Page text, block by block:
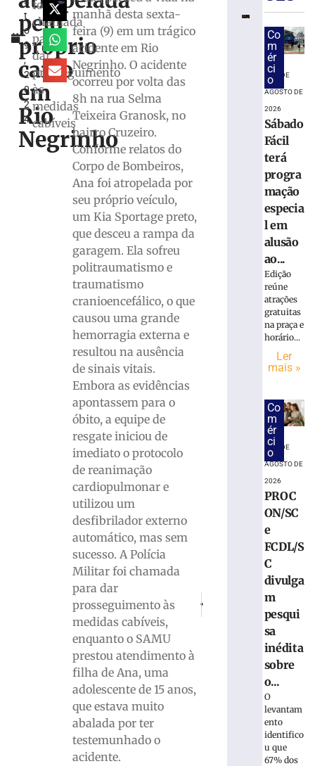
t
o
9
,
2
0
2
4
pelo
próprio
carro
em
Rio
Negrinho
foi
chamada
para
dar
prosseguimento
às
medidas
cabíveis
manhã desta sexta-
feira (9) em um trágico
acidente em Rio
Negrinho. O acidente
ocorreu por volta das
8h na rua Selma
Teixeira Granosk, no
bairro Cruzeiro.
Conforme relatos do
Corpo de Bombeiros,
Ana foi atropelada por
seu próprio veículo,
um Kia Sportage preto,
que desceu a rampa da
garagem. Ela sofreu
politraumatismo e
traumatismo
cranioencefálico, o que
causou uma grande
hemorragia externa e
resultou na ausência
de sinais vitais.
Embora as evidências
apontassem para o
óbito, a equipe de
resgate iniciou de
imediato o protocolo
de reanimação
cardiopulmonar e
utilizou um
desfibrilador externo
automático, mas sem
sucesso. A Polícia
Militar foi chamada
para dar
prosseguimento às
medidas cabíveis,
enquanto o SAMU
prestou atendimento à
filha de Ana, uma
adolescente de 15 anos,
que estava muito
abalada por ter
testemunhado o
acidente.
Colisão entre carro e
Cai avião com 62 pessoas a
por
tráfico
após
atender
ocorrência
violência
doméstica
em
Itajaí
agosto
2026
mais
Motorista
fica
ferida
após
carro
colidir
poste
Gaspar
2026
mais
Bombeiros
capturam
jararacuçu
em
pátio
residência
Bairro
Águas
Claras
Co
m
ér
ci
o6 DE
AGOSTO DE
2026
Sábado
Fácil
terá
progra
mação
especia
l em
alusão
ao...
Edição
reúne
atrações
gratuitas
na praça e
horário...
Ler
mais »
Co
m
ér
ci
o6 DE
AGOSTO DE
2026
PROC
ON/SC
e
FCDL/S
C
divulga
m
pesqui
sa
inédita
sobre
o...
O
levantam
ento
identifico
u que
67% dos